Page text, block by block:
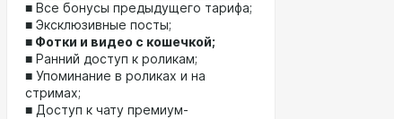
■ Все бонусы предыдущего тарифа;
■ Эксклюзивные посты;
■ Фотки и видео с кошечкой;
■ Ранний доступ к роликам;
■ Упоминание в роликах и на
стримах;
■ Доступ к чату премиум-